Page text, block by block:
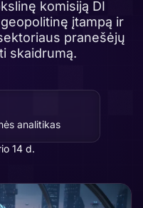
komisiją DI
įtampą ir
pranešėjų
skaidrumą.
analitikas
14 d.